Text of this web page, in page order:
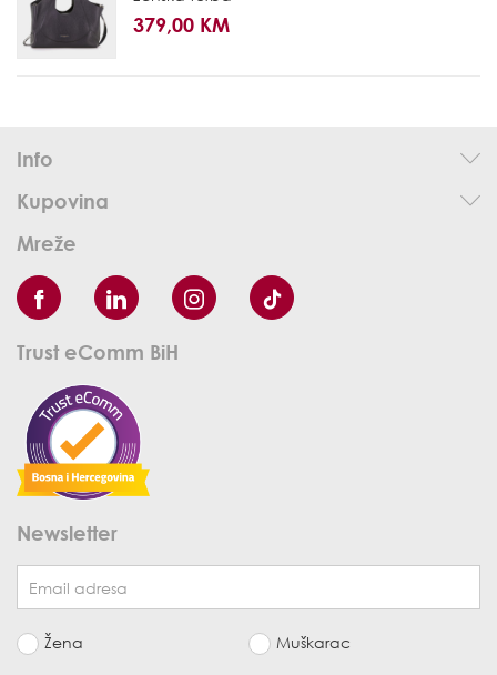
379,00 KM
Info
Kupovina
Mreže
Trust eComm BiH
Newsletter
Žena Muškarac